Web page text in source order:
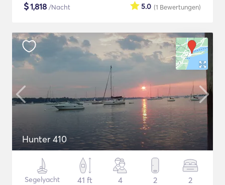
$1,818 /Nacht (1 Bewertungen)
5.0
Hunter 410
Segelyacht
41 ft
4 2 2